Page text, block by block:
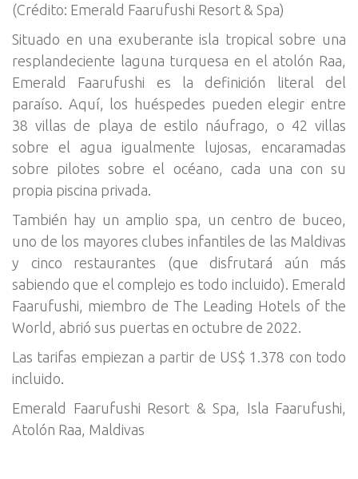
(Crédito: Emerald Faarufushi Resort & Spa)
Situado en una exuberante isla tropical sobre una
resplandeciente laguna turquesa en el atolón Raa,
Emerald Faarufushi es la definición literal del
paraíso. Aquí, los huéspedes pueden elegir entre
38 villas de playa de estilo náufrago, o 42 villas
sobre el agua igualmente lujosas, encaramadas
sobre pilotes sobre el océano, cada una con su
propia piscina privada.
También hay un amplio spa, un centro de buceo,
uno de los mayores clubes infantiles de las Maldivas
y cinco restaurantes (que disfrutará aún más
sabiendo que el complejo es todo incluido). Emerald
Faarufushi, miembro de The Leading Hotels of the
World, abrió sus puertas en octubre de 2022.
Las tarifas empiezan a partir de US$ 1.378 con todo
incluido.
Emerald Faarufushi Resort & Spa, Isla Faarufushi,
Atolón Raa, Maldivas